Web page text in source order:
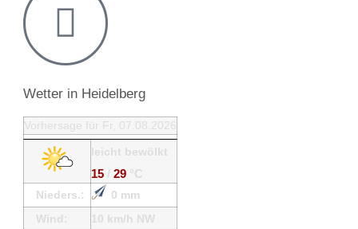
Wetter in Heidelberg
Vorhersage für Fr, 07.08.2026
leicht bewölkt
15/ 29°C
Nieders.:
0 mm
Wind:
10 km/h NW